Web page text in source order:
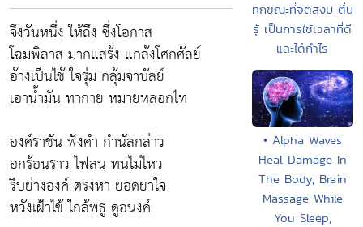
จึงวันหนึ่ง ให้ถึง ซึ่งโอกาส
โฉมพิลาส มากแสร้ง แกล้งโศกศัลย์
อ้างเป็นไข้ ใจรุ่ม กลุ้มจาบัลย์
เอาน้ำมัน ทากาย หมายหลอกไท
องค์ราชัน ฟังคำ กำนัลกล่าว
อกร้อนราว ไฟลน ทนไม่ไหว
รีบย่างองค์ ตรงหา ยอดยาใจ
หวังเฝ้าไข้ ใกล้พธู ดูอนงค์
ทุกขณะที่จิตสงบ ตื่น
รู้ เป็นการใช้เวลาที่ดี
และได้กำไร
• Alpha Waves
Heal Damage In
The Body, Brain
Massage While
You Sleep,